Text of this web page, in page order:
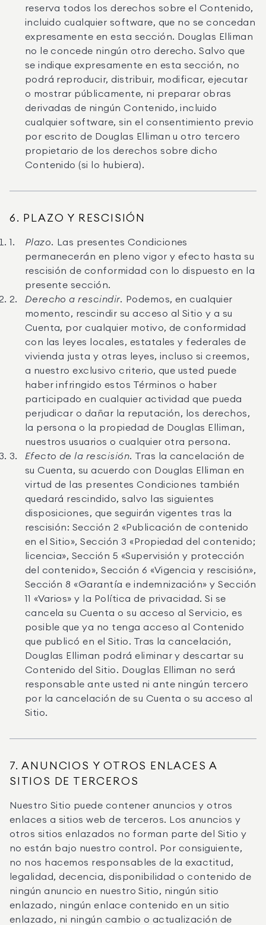
reserva todos los derechos sobre el Contenido,
incluido cualquier software, que no se concedan
expresamente en esta sección. Douglas Elliman
no le concede ningún otro derecho. Salvo que
se indique expresamente en esta sección, no
podrá reproducir, distribuir, modificar, ejecutar
o mostrar públicamente, ni preparar obras
derivadas de ningún Contenido, incluido
cualquier software, sin el consentimiento previo
por escrito de Douglas Elliman u otro tercero
propietario de los derechos sobre dicho
Contenido (si lo hubiera).
6. PLAZO Y RESCISIÓN
Plazo.
Las presentes Condiciones
permanecerán en pleno vigor y efecto hasta su
rescisión de conformidad con lo dispuesto en la
presente sección.
Derecho a rescindir.
Podemos, en cualquier
momento, rescindir su acceso al Sitio y a su
Cuenta, por cualquier motivo, de conformidad
con las leyes locales, estatales y federales de
vivienda justa y otras leyes, incluso si creemos,
a nuestro exclusivo criterio, que usted puede
haber infringido estos Términos o haber
participado en cualquier actividad que pueda
perjudicar o dañar la reputación, los derechos,
la persona o la propiedad de Douglas Elliman,
nuestros usuarios o cualquier otra persona.
Efecto de la rescisión. Tras la cancelación de
su Cuenta, su acuerdo con Douglas Elliman en
virtud de las presentes Condiciones también
quedará rescindido, salvo las siguientes
disposiciones, que seguirán vigentes tras la
rescisión: Sección 2 «Publicación de contenido
en el Sitio», Sección 3 «Propiedad del contenido;
licencia», Sección 5 «Supervisión y protección
del contenido», Sección 6 «Vigencia y rescisión»,
Sección 8 «Garantía e indemnización» y Sección
11 «Varios» y la Política de privacidad. Si se
cancela su Cuenta o su acceso al Servicio, es
posible que ya no tenga acceso al Contenido
que publicó en el Sitio. Tras la cancelación,
Douglas Elliman podrá eliminar y descartar su
Contenido del Sitio. Douglas Elliman no será
responsable ante usted ni ante ningún tercero
por la cancelación de su Cuenta o su acceso al
Sitio.
7. ANUNCIOS Y OTROS ENLACES A
SITIOS DE TERCEROS
Nuestro Sitio puede contener anuncios y otros
enlaces a sitios web de terceros. Los anuncios y
otros sitios enlazados no forman parte del Sitio y
no están bajo nuestro control. Por consiguiente,
no nos hacemos responsables de la exactitud,
legalidad, decencia, disponibilidad o contenido de
ningún anuncio en nuestro Sitio, ningún sitio
enlazado, ningún enlace contenido en un sitio
enlazado, ni ningún cambio o actualización de